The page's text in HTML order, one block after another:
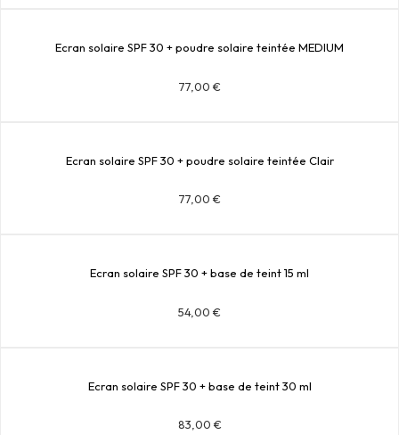
Ecran solaire SPF 30 + poudre solaire teintée MEDIUM
77,00 €
Ecran solaire SPF 30 + poudre solaire teintée Clair
77,00 €
Ecran solaire SPF 30 + base de teint 15 ml
54,00 €
Ecran solaire SPF 30 + base de teint 30 ml
83,00 €